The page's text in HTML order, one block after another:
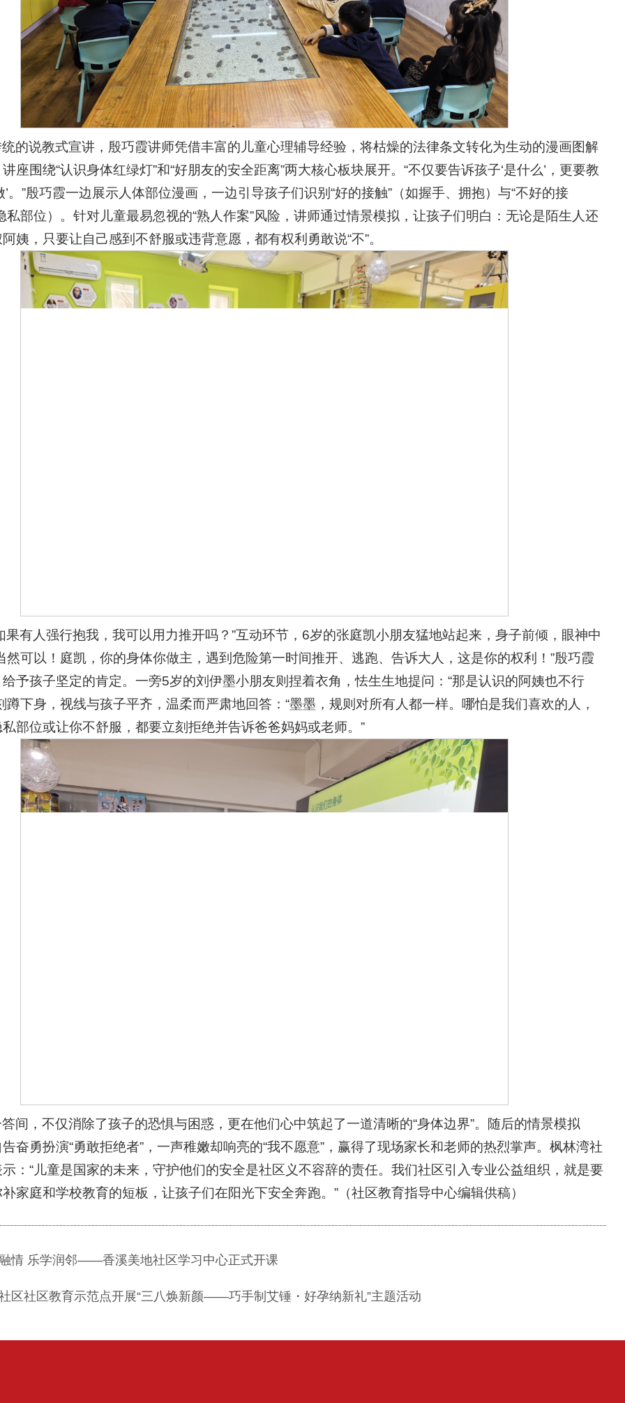
的说教式宣讲，殷巧霞讲师凭借丰富的儿童心理辅导经验，将枯燥的法律条文转化为生动的漫画图解
座围绕“认识身体红绿灯”和“好朋友的安全距离”两大核心板块展开。“不仅要告诉孩子‘是什么’，更要教
’。”殷巧霞一边展示人体部位漫画，一边引导孩子们识别“好的接触”（如握手、拥抱）与“不好的接
私部位）。针对儿童最易忽视的“熟人作案”风险，讲师通过情景模拟，让孩子们明白：无论是陌生人还
姨，只要让自己感到不舒服或违背意愿，都有权利勇敢说“不”。
果有人强行抱我，我可以用力推开吗？”互动环节，6岁的张庭凯小朋友猛地站起来，身子前倾，眼神中
然可以！庭凯，你的身体你做主，遇到危险第一时间推开、逃跑、告诉大人，这是你的权利！”殷巧霞
予孩子坚定的肯定。一旁5岁的刘伊墨小朋友则捏着衣角，怯生生地提问：“那是认识的阿姨也不行
蹲下身，视线与孩子平齐，温柔而严肃地回答：“墨墨，规则对所有人都一样。哪怕是我们喜欢的人，
部位或让你不舒服，都要立刻拒绝并告诉爸爸妈妈或老师。”
间，不仅消除了孩子的恐惧与困惑，更在他们心中筑起了一道清晰的“身体边界”。随后的情景模拟
奋勇扮演“勇敢拒绝者”，一声稚嫩却响亮的“我不愿意”，赢得了现场家长和老师的热烈掌声。枫林湾社
：“儿童是国家的未来，守护他们的安全是社区义不容辞的责任。我们社区引入专业公益组织，就是要
家庭和学校教育的短板，让孩子们在阳光下安全奔跑。”（社区教育指导中心编辑供稿）
情 乐学润邻——香溪美地社区学习中心正式开课
区社区教育示范点开展“三八焕新颜——巧手制艾锤・好孕纳新礼”主题活动